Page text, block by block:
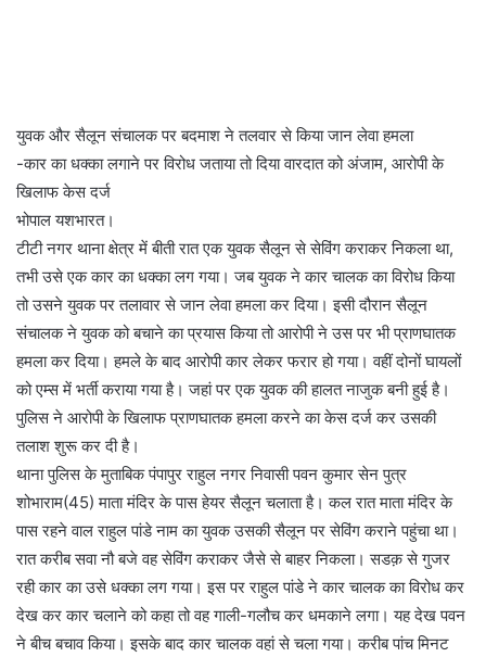
युवक और सैलून संचालक पर बदमाश ने तलवार से किया जान लेवा हमला
-कार का धक्का लगाने पर विरोध जताया तो दिया वारदात को अंजाम, आरोपी के
खिलाफ केस दर्ज
भोपाल यशभारत।
टीटी नगर थाना क्षेत्र में बीती रात एक युवक सैलून से सेविंग कराकर निकला था,
तभी उसे एक कार का धक्का लग गया। जब युवक ने कार चालक का विरोध किया
तो उसने युवक पर तलावार से जान लेवा हमला कर दिया। इसी दौरान सैलून
संचालक ने युवक को बचाने का प्रयास किया तो आरोपी ने उस पर भी प्राणघातक
हमला कर दिया। हमले के बाद आरोपी कार लेकर फरार हो गया। वहीं दोनों घायलों
को एम्स में भर्ती कराया गया है। जहां पर एक युवक की हालत नाजुक बनी हुई है।
पुलिस ने आरोपी के खिलाफ प्राणघातक हमला करने का केस दर्ज कर उसकी
तलाश शुरू कर दी है।
थाना पुलिस के मुताबिक पंपापुर राहुल नगर निवासी पवन कुमार सेन पुत्र
शोभाराम(45) माता मंदिर के पास हेयर सैलून चलाता है। कल रात माता मंदिर के
पास रहने वाल राहुल पांडे नाम का युवक उसकी सैलून पर सेविंग कराने पहुंचा था।
रात करीब सवा नौ बजे वह सेविंग कराकर जैसे से बाहर निकला। सडक़ से गुजर
रही कार का उसे धक्का लग गया। इस पर राहुल पांडे ने कार चालक का विरोध कर
देख कर कार चलाने को कहा तो वह गाली-गलौच कर धमकाने लगा। यह देख पवन
ने बीच बचाव किया। इसके बाद कार चालक वहां से चला गया। करीब पांच मिनट